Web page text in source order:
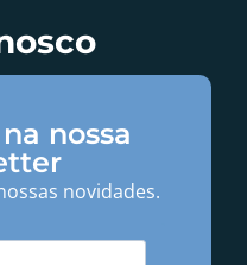
nossa
novidades.